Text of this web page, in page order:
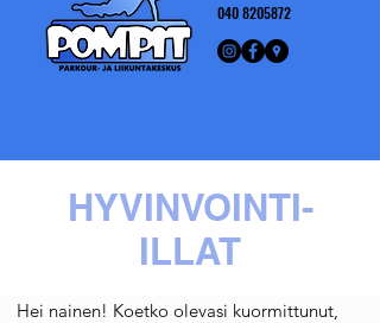
040 8205872
HYVINVOINTI-
ILLAT
Hei nainen! Koetko olevasi kuormittunut,